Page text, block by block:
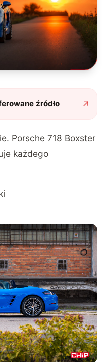
źródło
Porsche 718 Boxster
każdego